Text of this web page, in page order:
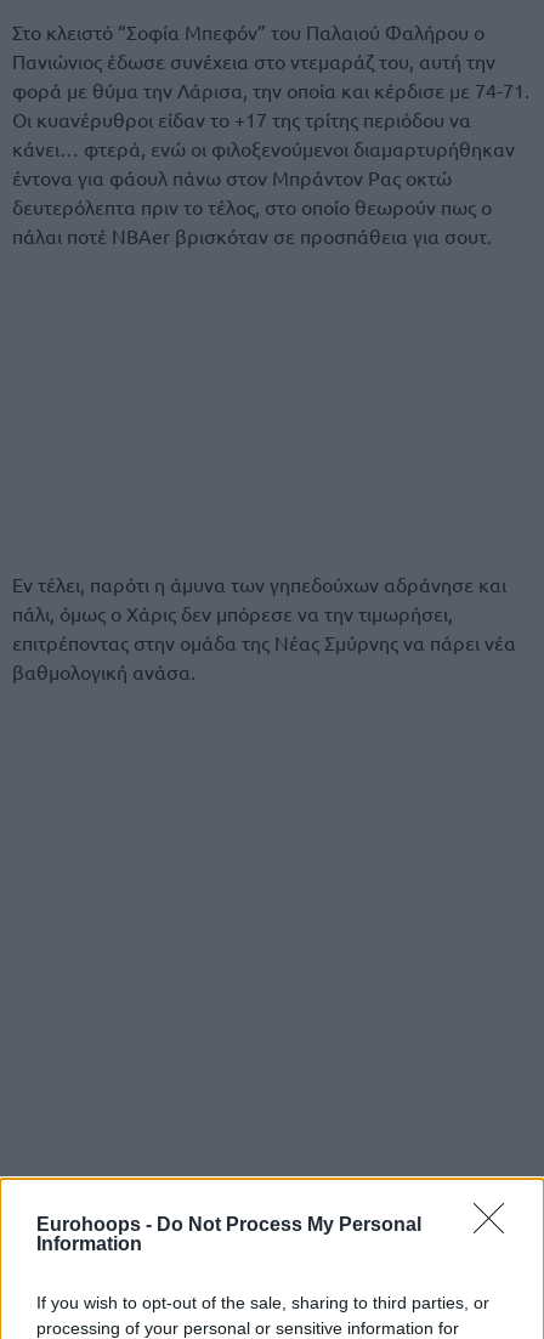
Eurohoops - Do Not Process My Personal
Information
If you wish to opt-out of the sale, sharing to third parties, or
processing of your personal or sensitive information for
Στο κλειστό “Σοφία Μπεφόν” του Παλαιού Φαλήρου ο
Πανιώνιος έδωσε συνέχεια στο ντεμαράζ του, αυτή την
φορά με θύμα την Λάρισα, την οποία και κέρδισε με 74-71.
Οι κυανέρυθροι είδαν το +17 της τρίτης περιόδου να
κάνει… φτερά, ενώ οι φιλοξενούμενοι διαμαρτυρήθηκαν
έντονα για φάουλ πάνω στον Μπράντον Ρας οκτώ
δευτερόλεπτα πριν το τέλος, στο οποίο θεωρούν πως ο
πάλαι ποτέ NBAer βρισκόταν σε προσπάθεια για σουτ.
Εν τέλει, παρότι η άμυνα των γηπεδούχων αδράνησε και
πάλι, όμως ο Χάρις δεν μπόρεσε να την τιμωρήσει,
επιτρέποντας στην ομάδα της Νέας Σμύρνης να πάρει νέα
βαθμολογική ανάσα.